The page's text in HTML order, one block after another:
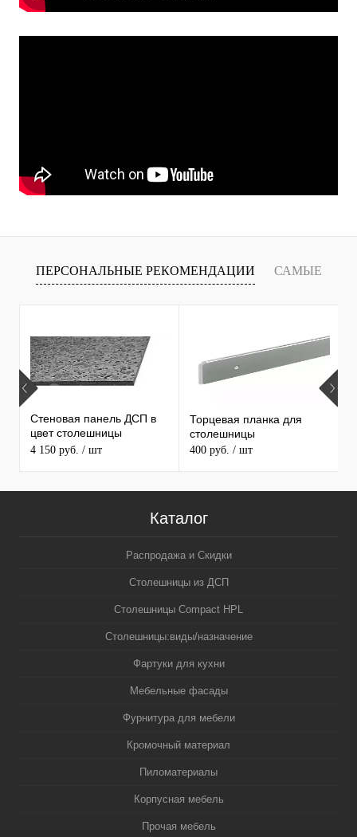
ПЕРСОНАЛЬНЫЕ РЕКОМЕНДАЦИИ САМЫЕ
ПРОДАВАЕМЫЕ ТОВАРЫ
Стеновая панель ДСП в
цвет столешницы
MAERSS
4 150 руб. / шт
Торцевая планка для
столешницы
400 руб. / шт
Каталог
Распродажа и Скидки
Столешницы из ДСП
Столешницы Compact HPL
Столешницы:виды/назначение
Фартуки для кухни
Мебельные фасады
Фурнитура для мебели
Кромочный материал
Пиломатериалы
Корпусная мебель
Прочая мебель